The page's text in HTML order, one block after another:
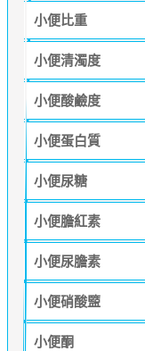
小便比重
小便清濁度
小便酸鹼度
小便蛋白質
小便尿糖
小便膽紅素
小便尿膽素
小便硝酸盬
小便酮